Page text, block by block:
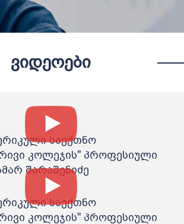
ᲕᲘᲓᲔᲝᲔᲑᲘ
საექთნო
კოლეჯის" პროფესიული
შარაშენიძე
საექთნო
კოლეჯის" პროფესიული